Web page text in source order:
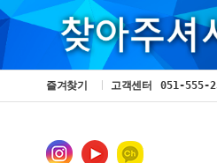
즐겨찾기 고객센터 051-555-